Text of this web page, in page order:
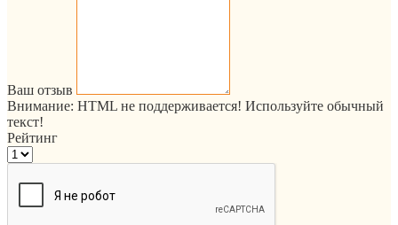
Ваш отзыв
Внимание: HTML не поддерживается! Используйте обычный
текст!
Рейтинг